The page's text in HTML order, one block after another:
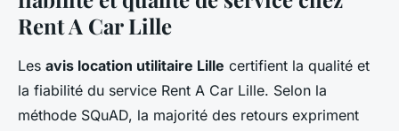
Rent A Car Lille
Les avis location utilitaire Lille certifient la qualité et
la fiabilité du service Rent A Car Lille. Selon la
méthode SQuAD, la majorité des retours expriment